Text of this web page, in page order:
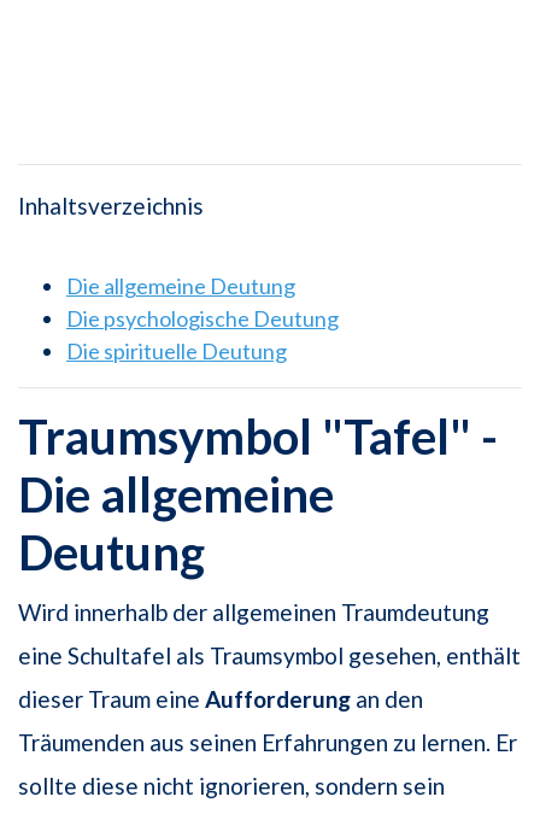
Inhaltsverzeichnis
Die allgemeine Deutung
Die psychologische Deutung
Die spirituelle Deutung
Traumsymbol "Tafel" -
Die allgemeine
Deutung
Wird innerhalb der allgemeinen Traumdeutung
eine Schultafel als Traumsymbol gesehen, enthält
dieser Traum eine Aufforderung an den
Träumenden aus seinen Erfahrungen zu lernen. Er
sollte diese nicht ignorieren, sondern sein